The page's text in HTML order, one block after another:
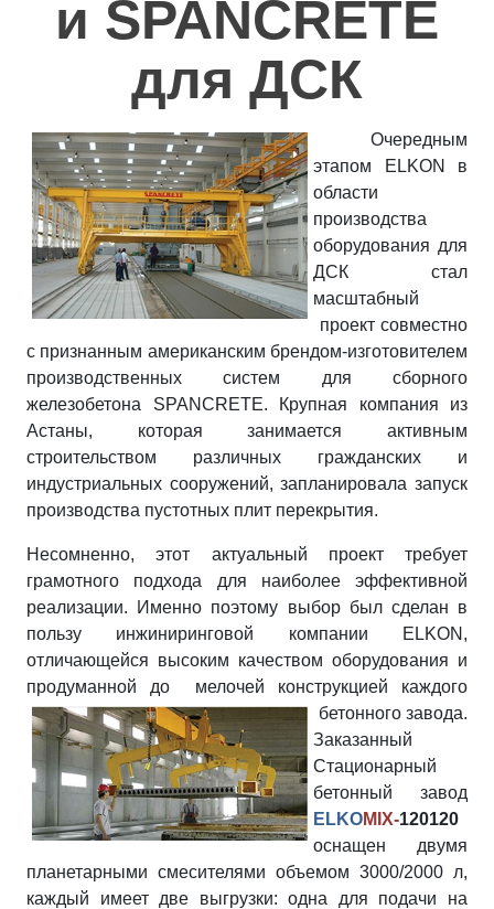
Полезное
Контакты
и SPANCRETE
для ДСК
Очередным
этапом ELKON в
области
производства
оборудования для
ДСК стал
масштабный
проект совместно
с признанным американским брендом-изготовителем
производственных систем для сборного
железобетона SPANCRETE. Крупная компания из
Астаны, которая занимается активным
строительством различных гражданских и
индустриальных сооружений, запланировала запуск
производства пустотных плит перекрытия.
Несомненно, этот актуальный проект требует
грамотного подхода для наиболее эффективной
реализации. Именно поэтому выбор был сделан в
пользу инжиниринговой компании ELKON,
отличающейся высоким качеством оборудования и
продуманной до мелочей конструкцией каждого
бетонного завода.
Заказанный
Стационарный
бетонный завод
ELKOMIX-120120
оснащен двумя
планетарными смесителями объемом 3000/2000 л,
каждый имеет две выгрузки: одна для подачи на